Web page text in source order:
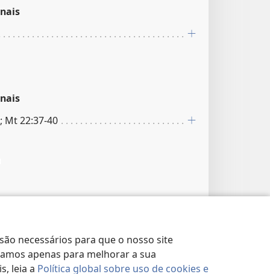
necessários para que o nosso site
apenas para melhorar a sua
leia a Política global sobre uso de cookies e
Mt 22:37-40